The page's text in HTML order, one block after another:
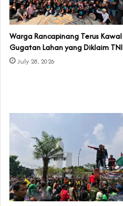
‎Warga Rancapinang Terus Kawal
Gugatan Lahan yang Diklaim TNI‎‎
July 28, 2026